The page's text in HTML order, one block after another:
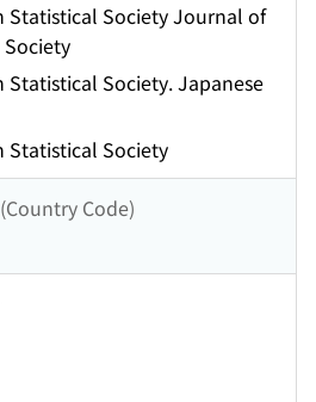
Society Journal of
Society. Japanese
Society
Code)